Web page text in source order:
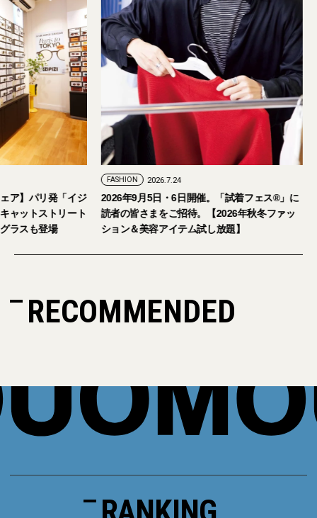
ア】パリ発「イジ
ャットストリート
ラスも登場
FASHION 2026.7.24
2026年9月5日・6日開催。「試着フェス®︎」に
読者の皆さまをご招待。【2026年秋冬ファッ
ション＆美容アイテム試し放題】
RECOMMENDED